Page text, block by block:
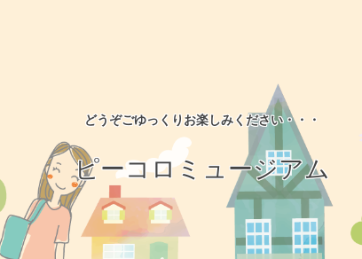
どうぞごゆっくりお楽しみください・・・
ピーコロミュージアム